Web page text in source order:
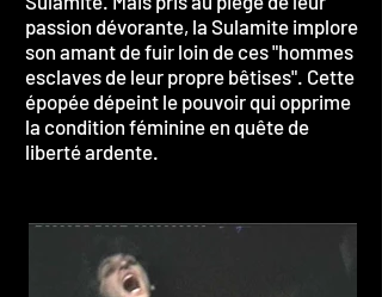
passion dévorante, la Sulamite implore
son amant de fuir loin de ces "hommes
esclaves de leur propre bêtises". Cette
épopée dépeint le pouvoir qui opprime
la condition féminine en quête de
liberté ardente.